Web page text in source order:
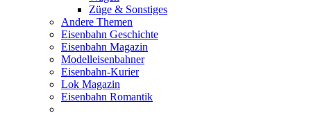
Züge & Sonstiges
Andere Themen
Eisenbahn Geschichte
Eisenbahn Magazin
Modelleisenbahner
Eisenbahn-Kurier
Lok Magazin
Eisenbahn Romantik